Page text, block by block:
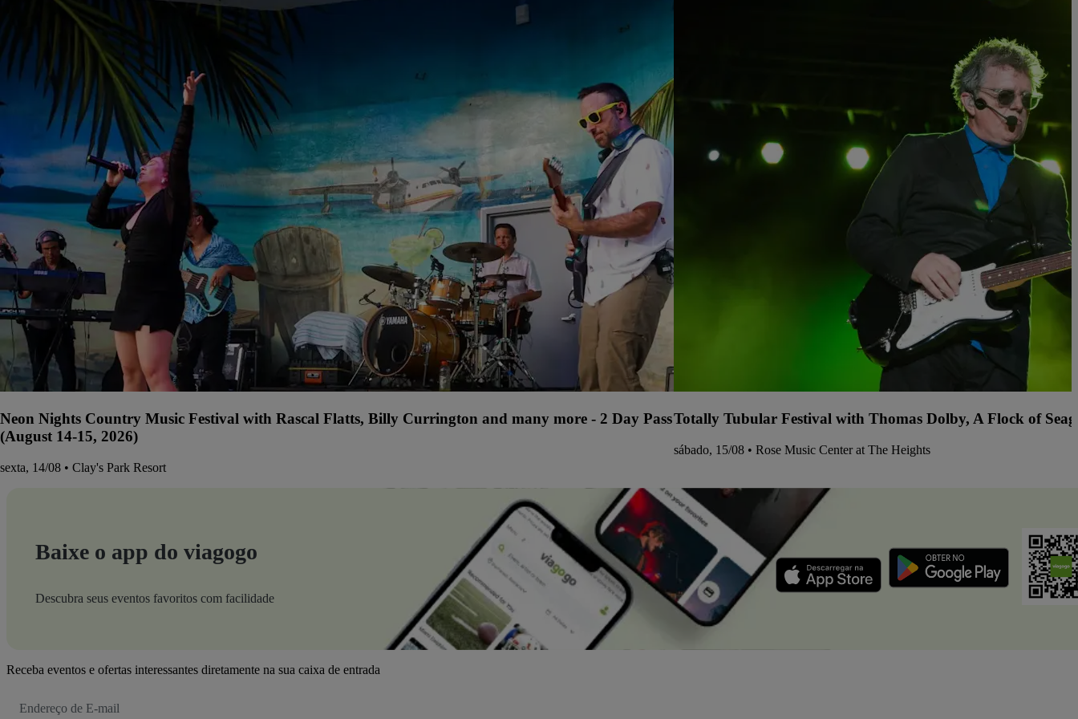
Neon Nights Country Music Festival with Rascal Flatts, Billy Currington and many more - 2 Day Pass
(August 14-15, 2026)
sexta, 14/08 • Clay's Park Resort
Totally Tubular Festival with Thomas Dolby, A Flock of
sábado, 15/08 • Rose Music Center at The Heights
Baixe o app do viagogo
Descubra seus eventos favoritos com facilidade
Receba eventos e ofertas interessantes diretamente na sua caixa de entrada
de